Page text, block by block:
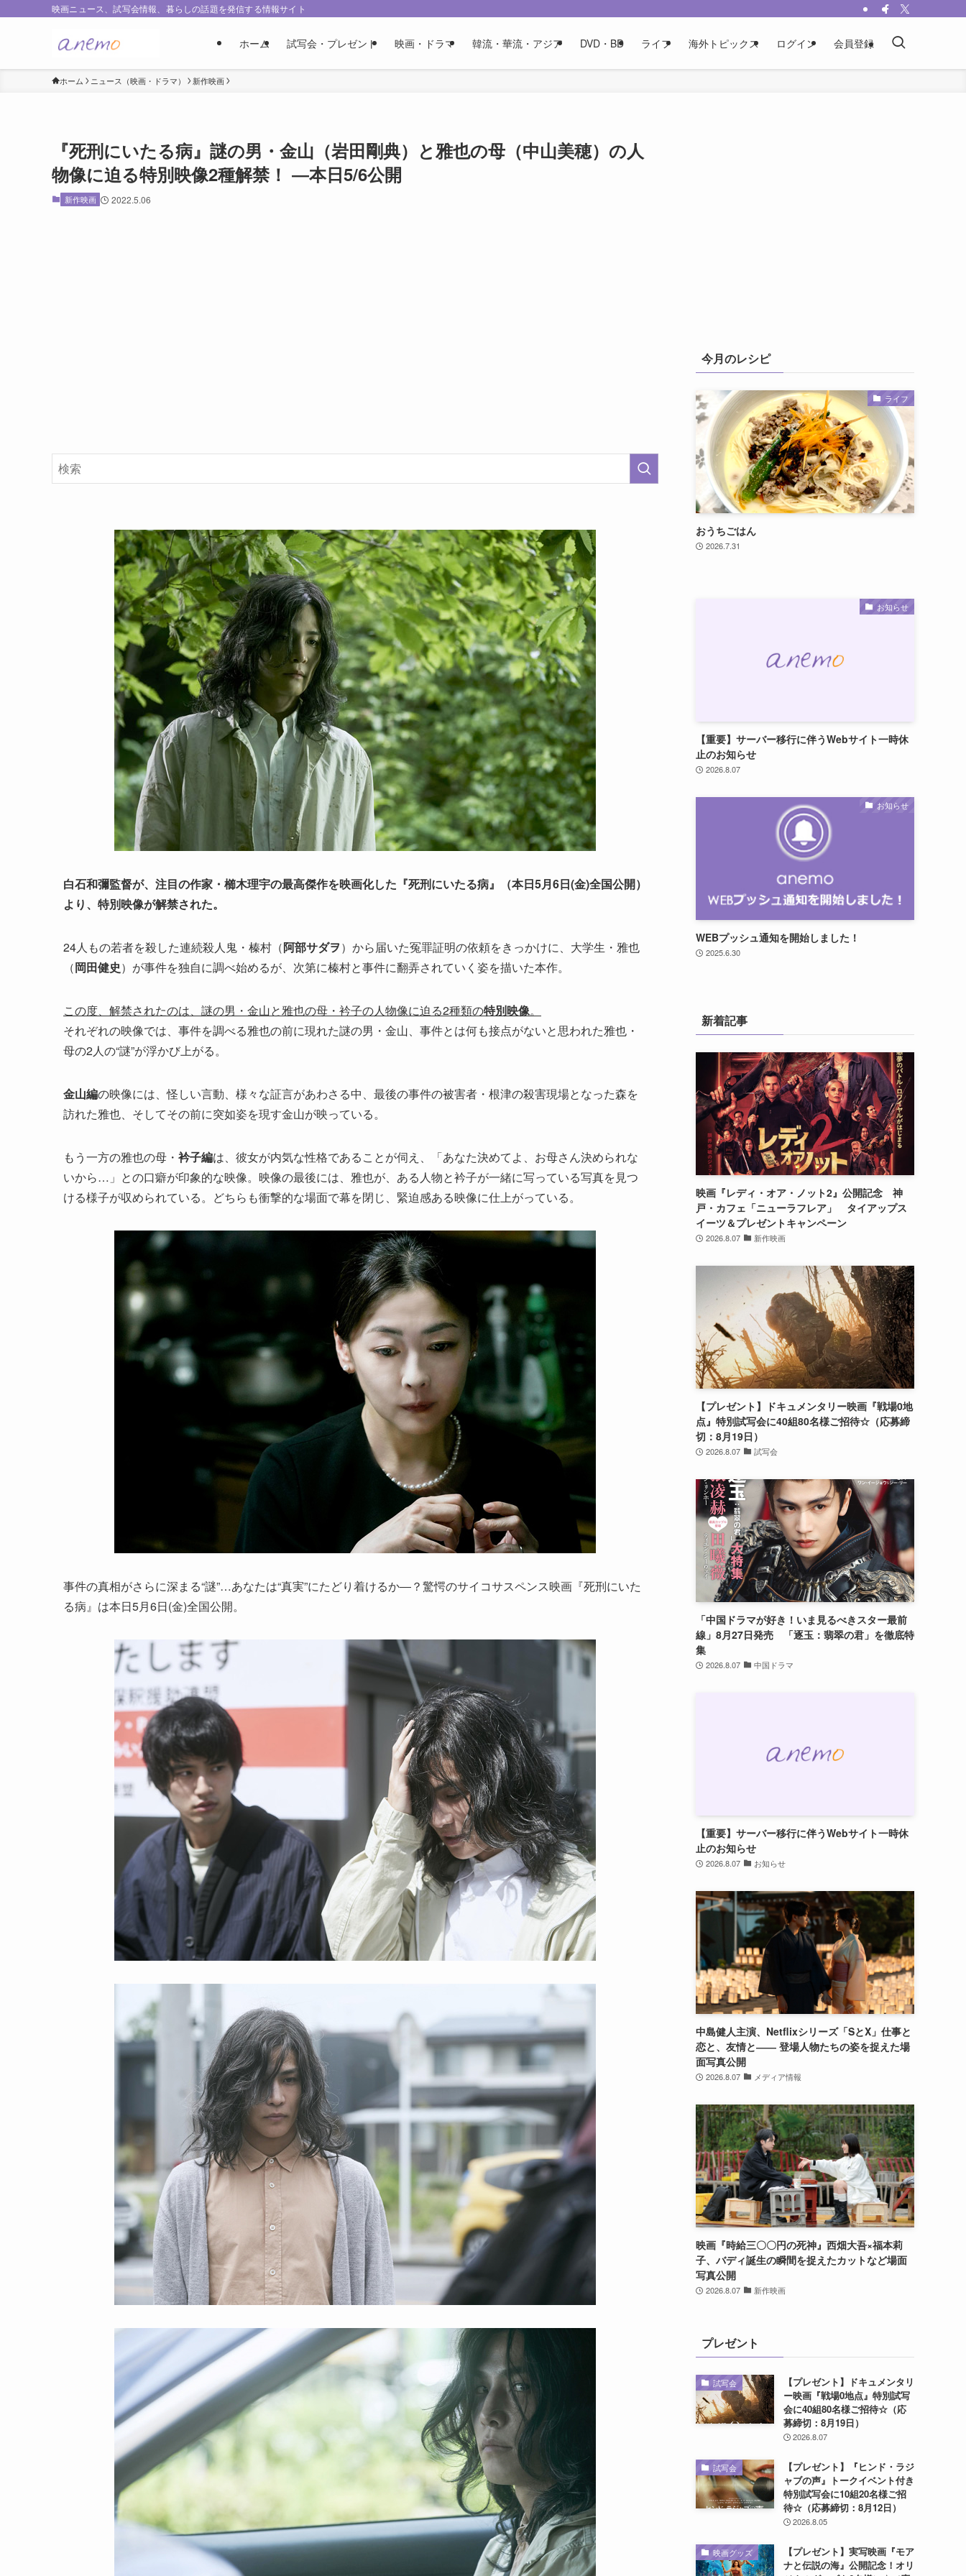
映画ニュース、試写会情報、暮らしの話題を発信する情報サイト
ホーム 試写会・プレゼント 映画・ドラマ 韓流・華流・アジア DVD・BD ライフ 海外トピックス ログイン 会員登録
ホーム ニュース（映画・ドラマ） 新作映画
『死刑にいたる病』謎の男・金山（岩田剛典）と雅也の母（中山美穂）の人
物像に迫る特別映像2種解禁！ ―本日5/6公開
新作映画 2022.5.06
白石和彌監督が、注目の作家・櫛木理宇の最高傑作を映画化した『死刑にいたる病』（本日5月6日(金)全国公開）
より、特別映像が解禁された。
24人もの若者を殺した連続殺人鬼・榛村（阿部サダヲ）から届いた冤罪証明の依頼をきっかけに、大学生・雅也
（岡田健史）が事件を独自に調べ始めるが、次第に榛村と事件に翻弄されていく姿を描いた本作。
この度、解禁されたのは、謎の男・金山と雅也の母・衿子の人物像に迫る2種類の特別映像。
それぞれの映像では、事件を調べる雅也の前に現れた謎の男・金山、事件とは何も接点がないと思われた雅也・
母の2人の“謎”が浮かび上がる。
金山編の映像には、怪しい言動、様々な証言があわさる中、最後の事件の被害者・根津の殺害現場となった森を
訪れた雅也、そしてその前に突如姿を現す金山が映っている。
もう一方の雅也の母・ 衿子編は、彼女が内気な性格であることが伺え、「あなた決めてよ、お母さん決められな
いから…」との口癖が印象的な映像。映像の最後には、雅也が、ある人物と衿子が一緒に写っている写真を見つ
ける様子が収められている。どちらも衝撃的な場面で幕を閉じ、緊迫感ある映像に仕上がっている。
事件の真相がさらに深まる“謎”…あなたは“真実”にたどり着けるか―？驚愕のサイコサスペンス映画『死刑にいた
る病』は本日5月6日(金)全国公開。
今月のレシピ
ライフ
おうちごはん
2026.7.31
お知らせ
【重要】サーバー移行に伴うWebサイト一時休
止のお知らせ
2026.8.07
お知らせ
WEBプッシュ通知を開始しました！
2025.6.30
新着記事
映画『レディ・オア・ノット2』公開記念 神
戸・カフェ「ニューラフレア」 タイアップス
イーツ＆プレゼントキャンペーン
2026.8.07 新作映画
【プレゼント】ドキュメンタリー映画『戦場0地
点』特別試写会に40組80名様ご招待☆（応募締
切：8月19日）
2026.8.07 試写会
「中国ドラマが好き！いま見るべきスター最前
線」8月27日発売 「逐玉：翡翠の君」を徹底特
集
2026.8.07 中国ドラマ
【重要】サーバー移行に伴うWebサイト一時休
止のお知らせ
2026.8.07 お知らせ
中島健人主演、Netflixシリーズ「SとX」仕事と
恋と、友情と―― 登場人物たちの姿を捉えた場
面写真公開
2026.8.07 メディア情報
映画『時給三〇〇円の死神』西畑大吾×福本莉
子、バディ誕生の瞬間を捉えたカットなど場面
写真公開
2026.8.07 新作映画
プレゼント
試写会
【プレゼント】ドキュメンタリ
ー映画『戦場0地点』特別試写
会に40組80名様ご招待☆（応
募締切：8月19日）
2026.8.07
試写会
【プレゼント】『ヒンド・ラジ
ャブの声』トークイベント付き
特別試写会に10組20名様ご招
待☆（応募締切：8月12日）
2026.8.05
映画グッズ
【プレゼント】実写映画『モア
ナと伝説の海』公開記念！オリ